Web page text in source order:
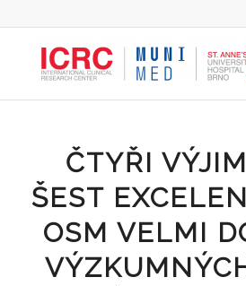
ČTYŘI
ŠEST
OSM VELMI